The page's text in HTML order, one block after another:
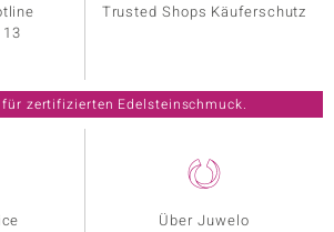
Über Juwelo
Trusted Shops Käuferschutz
für zertifizierten Edelsteinschmuck.